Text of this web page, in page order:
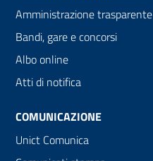
Amministrazione trasparente
Bandi, gare e concorsi
Albo online
Atti di notifica
COMUNICAZIONE
Unict Comunica